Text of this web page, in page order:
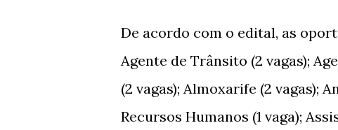
De acordo com o edital, as
Agente de Trânsito (2 vagas);
(2 vagas); Almoxarife (2 vagas);
Recursos Humanos (1 vaga);